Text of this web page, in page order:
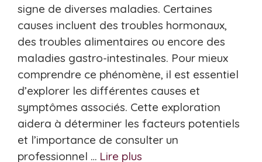
signe de diverses maladies. Certaines
causes incluent des troubles hormonaux,
des troubles alimentaires ou encore des
maladies gastro-intestinales. Pour mieux
comprendre ce phénomène, il est essentiel
d’explorer les différentes causes et
symptômes associés. Cette exploration
aidera à déterminer les facteurs potentiels
et l’importance de consulter un
professionnel … Lire plus